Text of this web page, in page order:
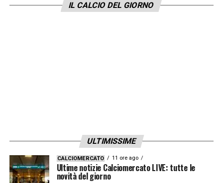
IL CALCIO DEL GIORNO
ULTIMISSIME
CALCIOMERCATO 11 ore ago
Ultime notizie Calciomercato LIVE: tutte le
novità del giorno